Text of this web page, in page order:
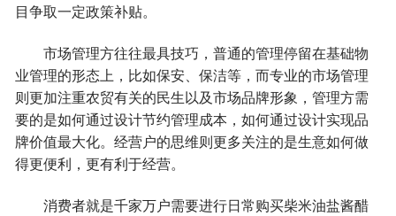
目争取一定政策补贴。
市场管理方往往最具技巧，普通的管理停留在基础物
业管理的形态上，比如保安、保洁等，而专业的市场管理
则更加注重农贸有关的民生以及市场品牌形象，管理方需
要的是如何通过设计节约管理成本，如何通过设计实现品
牌价值最大化。经营户的思维则更多关注的是生意如何做
得更便利，更有利于经营。
消费者就是千家万户需要进行日常购买柴米油盐酱醋